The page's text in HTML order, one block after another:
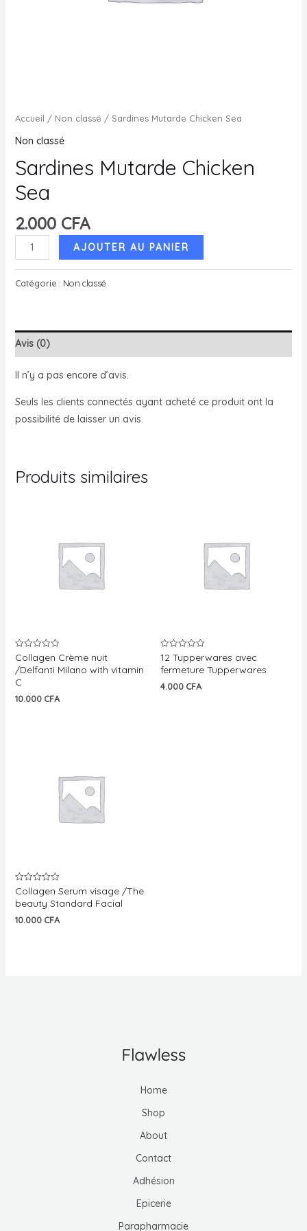
Accueil / Non classé / Sardines Mutarde Chicken Sea
Non classé
Sardines Mutarde Chicken
Sea
2.000 CFA
quantité
de
Sea
AJOUTER AU PANIER
Catégorie : Non classé
Avis (0)
Il n’y a pas encore d’avis.
Seuls les clients connectés ayant acheté ce produit ont la
possibilité de laisser un avis.
Produits similaires
Note
0
sur
5
Collagen Crème nuit
/Delfanti Milano with vitamin
C
10.000 CFA
Note
0
sur
12 Tupperwares avec
fermeture Tupperwares
4.000 CFA
Note
0
sur
Collagen Serum visage /The
beauty Standard Facial
10.000 CFA
Home
Shop
About
Contact
Adhésion
Epicerie
Parapharmacie